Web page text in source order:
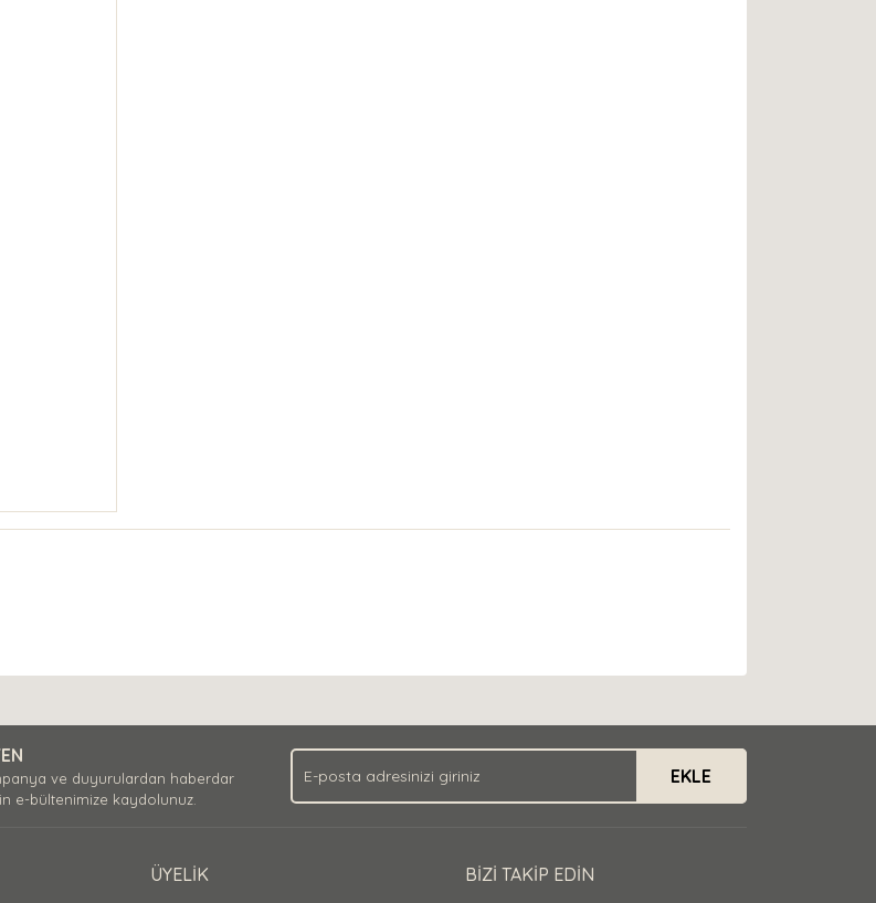
ve duyurulardan haberdar
e-bültenimize kaydolunuz.
EKLE
ÜYELİK BİZİ TAKİP EDİN